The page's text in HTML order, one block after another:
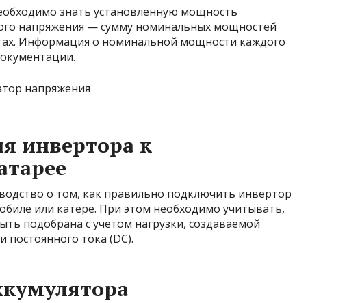
знать установленную мощность
напряжения — сумму номинальных мощностей
Информация о номинальной мощности каждого
инвертора к
о том, как правильно подключить инвертор
или катере. При этом необходимо учитывать,
подобрана с учетом нагрузки, создаваемой
тока (DC).